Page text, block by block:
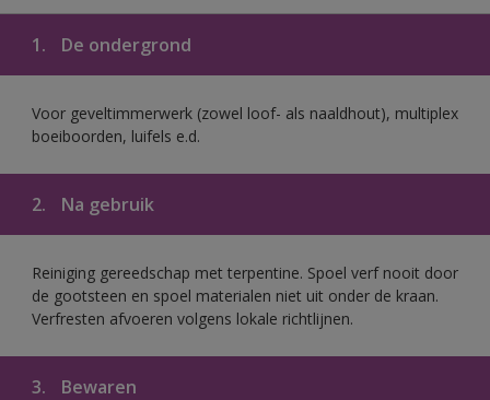
1. De ondergrond
Voor geveltimmerwerk (zowel loof- als naaldhout), multiplex
boeiboorden, luifels e.d.
2. Na gebruik
Reiniging gereedschap met terpentine. Spoel verf nooit door
de gootsteen en spoel materialen niet uit onder de kraan.
Verfresten afvoeren volgens lokale richtlijnen.
3. Bewaren